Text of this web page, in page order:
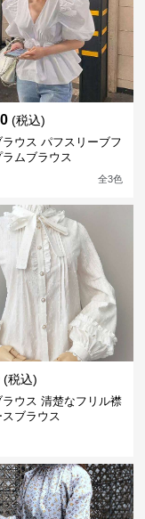
(税込)
ラウス パフスリーブフ
ラムブラウス
全3色
(税込)
ラウス 清楚なフリル襟
ブラウス